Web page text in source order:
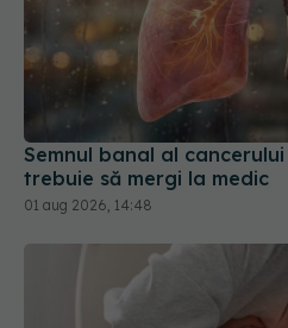
Semnul banal al cancerului
trebuie să mergi la medic
01 aug 2026, 14:48